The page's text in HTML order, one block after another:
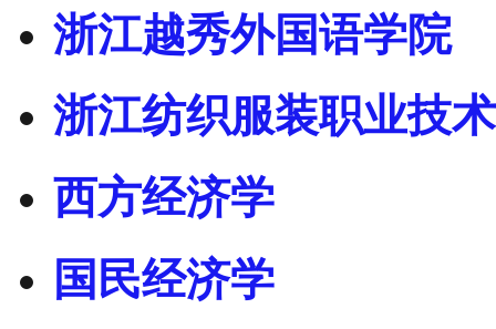
浙江越秀外国语学院
浙江纺织服装职业技
西方经济学
国民经济学